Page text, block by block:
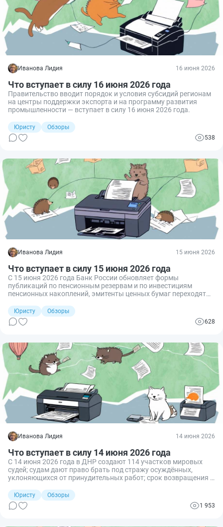
Иванова Лидия 16 июня 2026
Что вступает в силу 16 июня 2026 года
Правительство вводит порядок и условия субсидий регионам
на центры поддержки экспорта и на программу развития
промышленности — вступает в силу 16 июня 2026 года.
Юристу
Обзоры
538
Иванова Лидия 15 июня 2026
Что вступает в силу 15 июня 2026 года
С 15 июня 2026 года Банк России обновляет формы
публикаций по пенсионным резервам и по инвестициям
пенсионных накоплений, эмитенты ценных бумаг переходят
а МВД вводит новые оклады для нетиповых должностей ОВД.
Юристу
Обзоры
628
Иванова Лидия 14 июня 2026
Что вступает в силу 14 июня 2026 года
С 14 июня 2026 года в ДНР создают 114 участков мировых
судей; судам дают право брать под стражу осуждённых,
уклоняющихся от принудительных работ; срок возвращения к
5 суток.
Юристу
Обзоры
1 953